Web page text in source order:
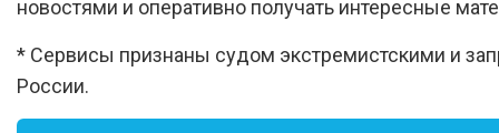
новостями и оперативно получать интересные
* Сервисы признаны судом экстремистскими и
России.